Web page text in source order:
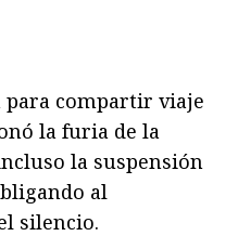
para compartir viaje
la furia de la
la suspensión
al
silencio.